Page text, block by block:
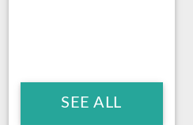
SEE ALL